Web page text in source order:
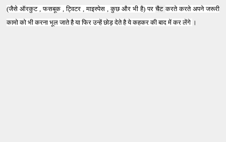
(जैसे ऑरकुट , फसबूक , ट्विटर , माइस्पेस , कुछ और भी है) परचैटकरते करते अपने जरूरी
कामो को भी करना भूल जाते है या फिर उन्हें छोड़ देते है येकहकरकी बाद में कर लेंगे ।